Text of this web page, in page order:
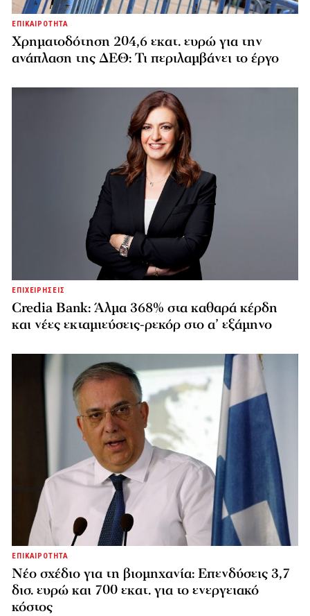
ΕΠΙΚΑΙΡΟΤΗΤΑ
Χρηματοδότηση 204,6 εκατ. ευρώ για την
ανάπλαση της ΔΕΘ: Τι περιλαμβάνει το έργο
ΕΠΙΧΕΙΡΗΣΕΙΣ
Credia Bank: Άλμα 368% στα καθαρά κέρδη
και νέες εκταμιεύσεις-ρεκόρ στο α’ εξάμηνο
ΕΠΙΚΑΙΡΟΤΗΤΑ
Νέο σχέδιο για τη βιομηχανία: Επενδύσεις 3,7
δισ. ευρώ και 700 εκατ. για το ενεργειακό
κόστος